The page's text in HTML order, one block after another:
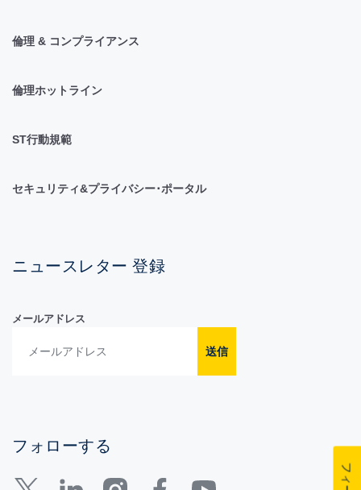
倫理 & コンプライアンス
倫理ホットライン
ST行動規範
セキュリティ&プライバシー･ポータル
ニュースレター 登録
メールアドレス
送信
フォローする